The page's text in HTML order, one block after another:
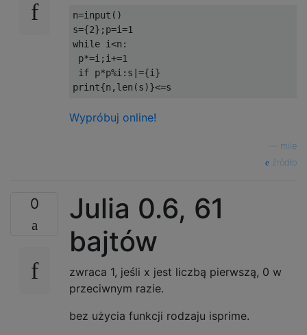
n=input ()
s={2}; p=i=1
while i<n :
p*=i ; i+=1
if p*p%i : s |={i }
print{n , len (s)}<=s
Wypróbuj online!
mile
źródło
0
Julia 0.6, 61
bajtów
zwraca 1, jeśli x jest liczbą pierwszą, 0 w
przeciwnym razie.
bez użycia funkcji rodzaju isprime.